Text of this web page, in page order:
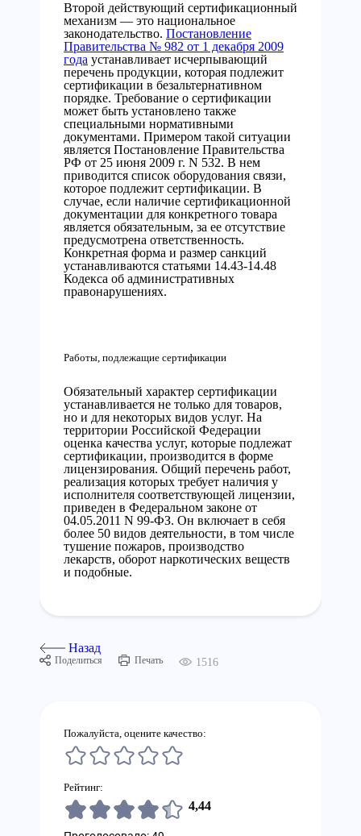
Второй действующий сертификационный
механизм — это национальное
законодательство. Постановление
Правительства № 982 от 1 декабря 2009
года устанавливает исчерпывающий
перечень продукции, которая подлежит
сертификации в безальтернативном
порядке. Требование о сертификации
может быть установлено также
специальными нормативными
документами. Примером такой ситуации
является Постановление Правительства
РФ от 25 июня 2009 г. N 532. В нем
приводится список оборудования связи,
которое подлежит сертификации. В
случае, если наличие сертификационной
документации для конкретного товара
является обязательным, за ее отсутствие
предусмотрена ответственность.
Конкретная форма и размер санкций
устанавливаются статьями 14.43-14.48
Кодекса об административных
правонарушениях.
Работы, подлежащие сертификации
Обязательный характер сертификации
устанавливается не только для товаров,
но и для некоторых видов услуг. На
территории Российской Федерации
оценка качества услуг, которые подлежат
сертификации, производится в форме
лицензирования. Общий перечень работ,
реализация которых требует наличия у
исполнителя соответствующей лицензии,
приведен в Федеральном законе от
04.05.2011 N 99-ФЗ. Он включает в себя
более 50 видов деятельности, в том числе
тушение пожаров, производство
лекарств, оборот наркотических веществ
и подобные.
Назад
Поделиться Печать 1516
Пожалуйста, оцените качество:
Рейтинг:
4,44